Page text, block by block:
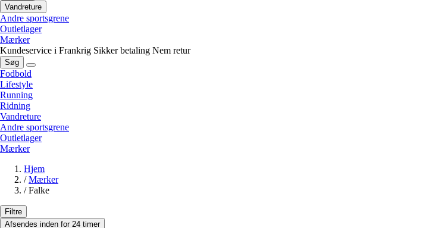
Vandreture
Andre sportsgrene
Outletlager
Mærker
Kundeservice i Frankrig Sikker betaling Nem retur
Søg
Fodbold
Lifestyle
Running
Ridning
Vandreture
Andre sportsgrene
Outletlager
Mærker
Hjem
/ Mærker
/ Falke
Filtre
Afsendes inden for 24 timer